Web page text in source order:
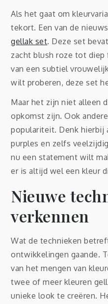
Als het gaat om
tekort. Een van de
gellak set. Deze set
zacht blush roze tot
van een subtiel
wilt proberen, deze set
Maar het zijn niet alleen
opkomst zijn. Ook
populariteit. Denk hierbij
purples en zelfs
nu een statement wilt
er is altijd wel een kleur
Nieuwe
verkennen
Wat de technieken
ontwikkelingen gaande.
van het mengen van
twee of meer kleuren
unieke look te creëren.